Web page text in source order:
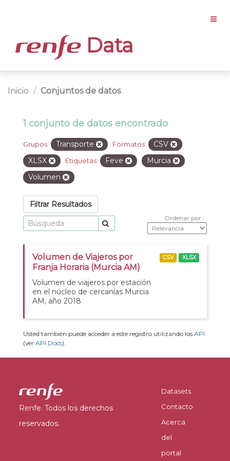
Data
Inicio Conjuntos de datos
1 conjunto de datos encontrado
Grupos: Transporte Formatos:
CSV
XLSX
Etiquetas: Feve
Murcia
Volumen
Filtrar Resultados
Ordenar por
Volumen de Viajeros por
Franja Horaria (Murcia AM)
Volumen de viajeros por estación
en el núcleo de cercanías Murcia
AM, año 2018
CSV XLSX
Usted también puede acceder a este registro utilizando los API
(ver API Docs).
Renfe. Todos los derechos
reservados.
Datasets
Contacto
Acerca
del
portal